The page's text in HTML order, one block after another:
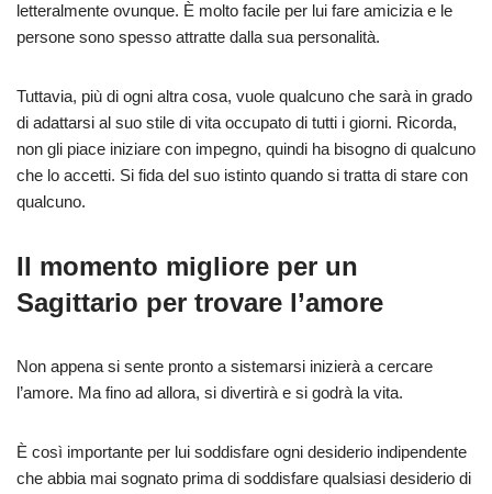
letteralmente ovunque. È molto facile per lui fare amicizia e le
persone sono spesso attratte dalla sua personalità.
Tuttavia, più di ogni altra cosa, vuole qualcuno che sarà in grado
di adattarsi al suo stile di vita occupato di tutti i giorni. Ricorda,
non gli piace iniziare con impegno, quindi ha bisogno di qualcuno
che lo accetti. Si fida del suo istinto quando si tratta di stare con
qualcuno.
Il momento migliore per un
Sagittario per trovare l’amore
Non appena si sente pronto a sistemarsi inizierà a cercare
l’amore. Ma fino ad allora, si divertirà e si godrà la vita.
È così importante per lui soddisfare ogni desiderio indipendente
che abbia mai sognato prima di soddisfare qualsiasi desiderio di